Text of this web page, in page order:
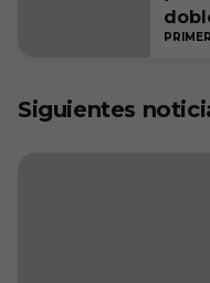
Siguientes